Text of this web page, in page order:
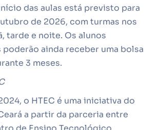
das aulas está previsto para
de 2026, com turmas nos
tarde e noite. Os alunos
ainda receber uma bolsa
3 meses.
o HTEC é uma iniciativa do
a partir da parceria entre